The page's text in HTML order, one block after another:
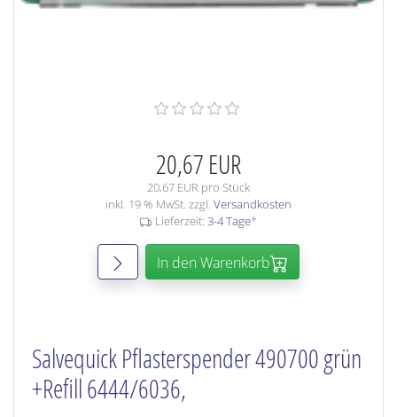
20,67 EUR
20,67 EUR pro Stück
inkl. 19 % MwSt. zzgl. Versandkosten
Lieferzeit: 3-4 Tage*
In den Warenkorb
Salvequick Pflasterspender 490700 grün
+Refill 6444/6036,